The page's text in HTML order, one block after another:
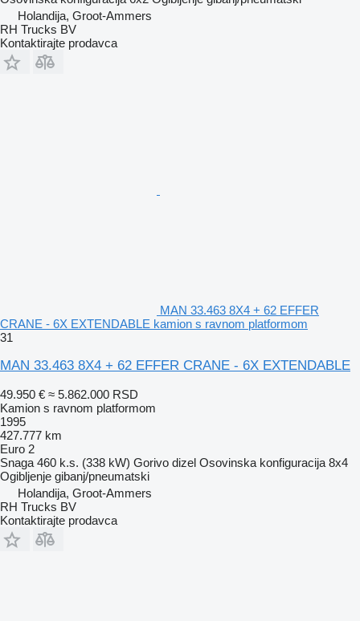
Holandija, Groot-Ammers
RH Trucks BV
Kontaktirajte prodavca
MAN 33.463 8X4 + 62 EFFER
CRANE - 6X EXTENDABLE kamion s ravnom platformom
31
MAN 33.463 8X4 + 62 EFFER CRANE - 6X EXTENDABLE
49.950 € ≈ 5.862.000 RSD
Kamion s ravnom platformom
1995
427.777 km
Euro 2
Snaga 460 k.s. (338 kW) Gorivo dizel Osovinska konfiguracija 8x4
Ogibljenje gibanj/pneumatski
Holandija, Groot-Ammers
RH Trucks BV
Kontaktirajte prodavca